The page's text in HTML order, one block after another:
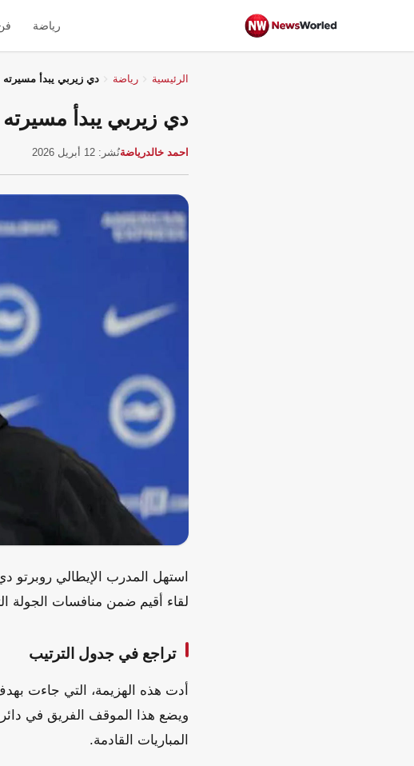
رياضة
الرئيسية رياضة دي زيربي يبدأ مسيرته
دي زيربي يبدأ مسيرته
احمد خالدرياضةنُشر: 12 أبريل 2026
استهل المدرب الإيطالي روبرتو
لقاء أقيم ضمن منافسات الجولة
تراجع في جدول الترتيب
أدت هذه الهزيمة، التي جاءت
ويضع هذا الموقف الفريق في
المباريات القادمة.